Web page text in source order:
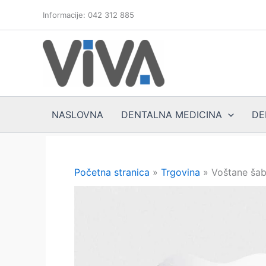
Informacije: 042 312 885
NASLOVNA DENTALNA MEDICINA
Početna stranica » Trgovina » Voštane